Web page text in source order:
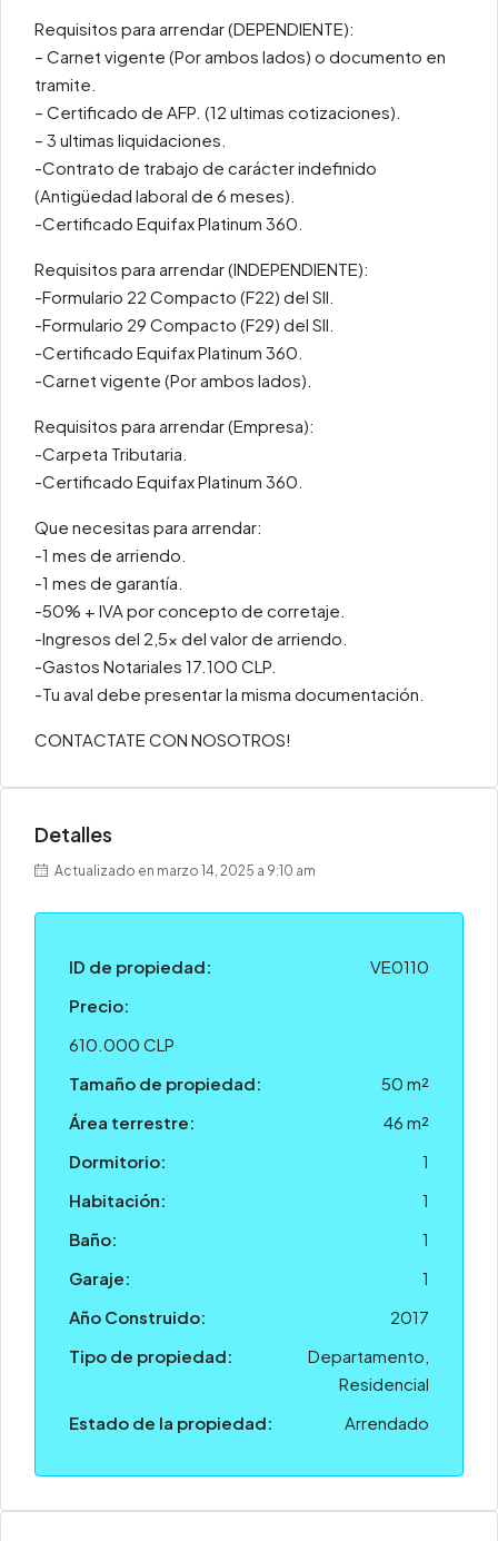
Requisitos para arrendar (DEPENDIENTE):
– Carnet vigente (Por ambos lados) o documento en
tramite.
– Certificado de AFP. (12 ultimas cotizaciones).
– 3 ultimas liquidaciones.
-Contrato de trabajo de carácter indefinido
(Antigüedad laboral de 6 meses).
-Certificado Equifax Platinum 360.
Requisitos para arrendar (INDEPENDIENTE):
-Formulario 22 Compacto (F22) del SII.
-Formulario 29 Compacto (F29) del SII.
-Certificado Equifax Platinum 360.
-Carnet vigente (Por ambos lados).
Requisitos para arrendar (Empresa):
-Carpeta Tributaria.
-Certificado Equifax Platinum 360.
Que necesitas para arrendar:
-1 mes de arriendo.
-1 mes de garantía.
-50% + IVA por concepto de corretaje.
-Ingresos del 2,5x del valor de arriendo.
-Gastos Notariales 17.100 CLP.
-Tu aval debe presentar la misma documentación.
CONTACTATE CON NOSOTROS!
Detalles
Actualizado en marzo 14, 2025 a 9:10 am
ID de propiedad:
VE0110
Precio:
610.000 CLP
Tamaño de propiedad:
50 m²
Área terrestre:
46 m²
Dormitorio:
1
Habitación:
1
Baño:
1
Garaje:
1
Año Construido:
2017
Tipo de propiedad:
Departamento,
Residencial
Estado de la propiedad:
Arrendado